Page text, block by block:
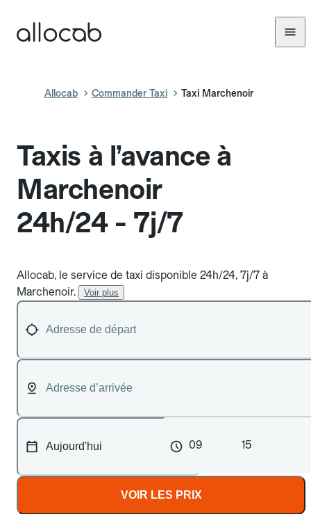
Allocab Commander Taxi Taxi Marchenoir
Taxis à l’avance à
Marchenoir
24h/24 - 7j/7
Allocab, le service de taxi disponible 24h/24, 7j/7 à
Marchenoir.
Voir plus
09 15
VOIR LES PRIX